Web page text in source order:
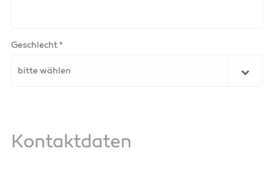
Geschlecht *
bitte wählen
Kontaktdaten